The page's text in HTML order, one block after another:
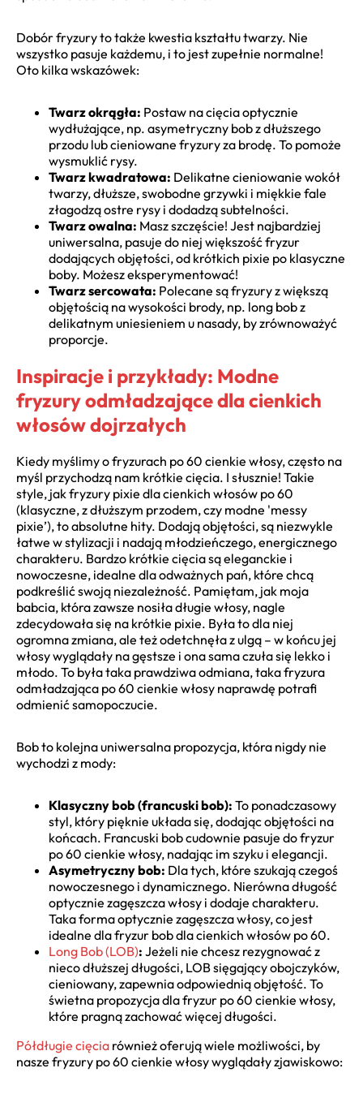
Dobór fryzury to także kwestia kształtu twarzy. Nie
wszystko pasuje każdemu, i to jest zupełnie normalne!
Oto kilka wskazówek:
Twarz okrągła: Postaw na cięcia optycznie
wydłużające, np. asymetryczny bob z dłuższego
przodu lub cieniowane fryzury za brodę. To pomoże
wysmuklić rysy.
Twarz kwadratowa: Delikatne cieniowanie wokół
twarzy, dłuższe, swobodne grzywki i miękkie fale
złagodzą ostre rysy i dodadzą subtelności.
Twarz owalna: Masz szczęście! Jest najbardziej
uniwersalna, pasuje do niej większość fryzur
dodających objętości, od krótkich pixie po klasyczne
boby. Możesz eksperymentować!
Twarz sercowata: Polecane są fryzury z większą
objętością na wysokości brody, np. long bob z
delikatnym uniesieniem u nasady, by zrównoważyć
proporcje.
Inspiracje i przykłady: Modne
fryzury odmładzające dla cienkich
włosów dojrzałych
Kiedy myślimy o fryzurach po 60 cienkie włosy, często na
myśl przychodzą nam krótkie cięcia. I słusznie! Takie
style, jak fryzury pixie dla cienkich włosów po 60
(klasyczne, z dłuższym przodem, czy modne 'messy
pixie’), to absolutne hity. Dodają objętości, są niezwykle
łatwe w stylizacji i nadają młodzieńczego, energicznego
charakteru. Bardzo krótkie cięcia są eleganckie i
nowoczesne, idealne dla odważnych pań, które chcą
podkreślić swoją niezależność. Pamiętam, jak moja
babcia, która zawsze nosiła długie włosy, nagle
zdecydowała się na krótkie pixie. Była to dla niej
ogromna zmiana, ale też odetchnęła z ulgą – w końcu jej
włosy wyglądały na gęstsze i ona sama czuła się lekko i
młodo. To była taka prawdziwa odmiana, taka fryzura
odmładzająca po 60 cienkie włosy naprawdę potrafi
odmienić samopoczucie.
Bob to kolejna uniwersalna propozycja, która nigdy nie
wychodzi z mody:
Klasyczny bob (francuski bob): To ponadczasowy
styl, który pięknie układa się, dodając objętości na
końcach. Francuski bob cudownie pasuje do fryzur
po 60 cienkie włosy, nadając im szyku i elegancji.
Asymetryczny bob: Dla tych, które szukają czegoś
nowoczesnego i dynamicznego. Nierówna długość
optycznie zagęszcza włosy i dodaje charakteru.
Taka forma optycznie zagęszcza włosy, co jest
idealne dla fryzur bob dla cienkich włosów po 60.
Long Bob (LOB): Jeżeli nie chcesz rezygnować z
nieco dłuższej długości, LOB sięgający obojczyków,
cieniowany, zapewnia odpowiednią objętość. To
świetna propozycja dla fryzur po 60 cienkie włosy,
które pragną zachować więcej długości.
Półdługie cięcia również oferują wiele możliwości, by
nasze fryzury po 60 cienkie włosy wyglądały zjawiskowo: